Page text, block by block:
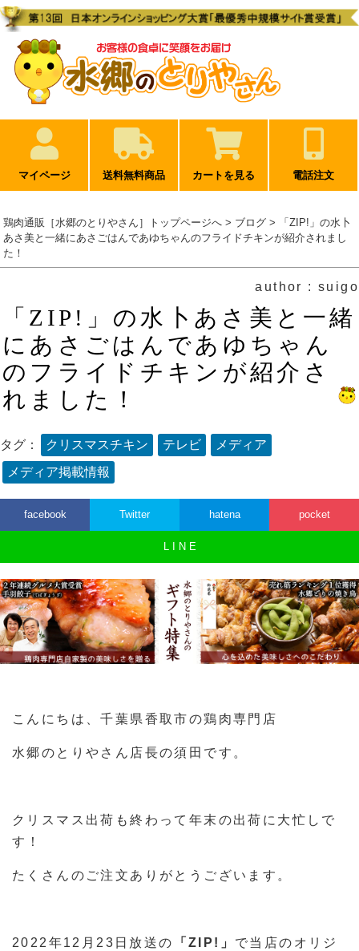
マイページ 送料無料商品 カートを見る 電話注文
鶏肉通販［水郷のとりやさん］トップページへ > ブログ > 「ZIP!」の水卜
あさ美と一緒にあさごはんであゆちゃんのフライドチキンが紹介されまし
た！
author : suigo
「ZIP!」の水卜あさ美と一緒
にあさごはんであゆちゃん
のフライドチキンが紹介さ
れました！
タグ： クリスマスチキン テレビ
メディア
メディア掲載情報
facebook Twitter hatena pocket
L I N E
こんにちは、千葉県香取市の鶏肉専門店
水郷のとりやさん店長の須田です。
クリスマス出荷も終わって年末の出荷に大忙しで
す！
たくさんのご注文ありがとうございます。
2022年12月23日放送の 「ZIP!」 で当店のオリジ